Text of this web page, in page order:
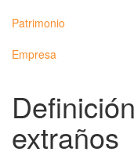
Patrimonio
Empresa
extraños